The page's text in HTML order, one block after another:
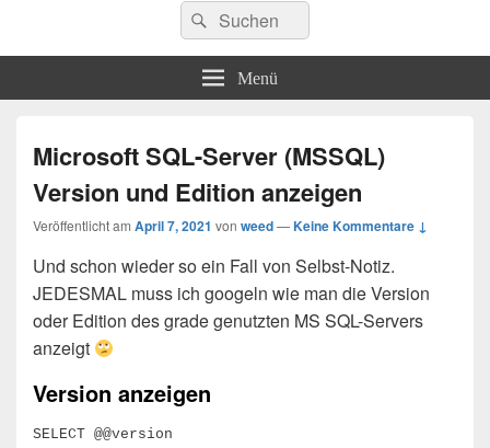
Suchen
nach:
Suchen
Menü
Microsoft SQL-Server (MSSQL)
Version und Edition anzeigen
Veröffentlicht am April 7, 2021 von weed—Keine Kommentare ↓
Und schon wieder so ein Fall von Selbst-Notiz.
JEDESMAL muss ich googeln wie man die Version
oder Edition des grade genutzten MS SQL-Servers
anzeigt
Version anzeigen
SELECT @@version